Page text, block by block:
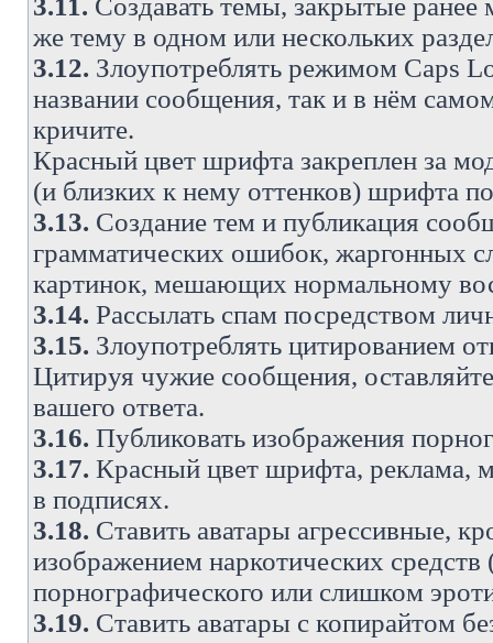
3.11. Создавать темы, закрытые ранее
же тему в одном или нескольких
3.12. Злоупотреблять режимом Caps
названии сообщения, так и в нём
кричите.
Красный цвет шрифта закреплен за
(и близких к нему оттенков) шрифта
3.13. Создание тем и публикация
грамматических ошибок, жаргонных
картинок, мешающих нормальному
3.14. Рассылать спам посредством
3.15. Злоупотреблять цитированием
Цитируя чужие сообщения,
вашего ответа.
3.16. Публиковать изображения
3.17. Красный цвет шрифта, реклама,
в подписях.
3.18. Ставить аватары агрессивные,
изображением наркотических
порнографического или слишком
3.19. Ставить аватары с копирайтом